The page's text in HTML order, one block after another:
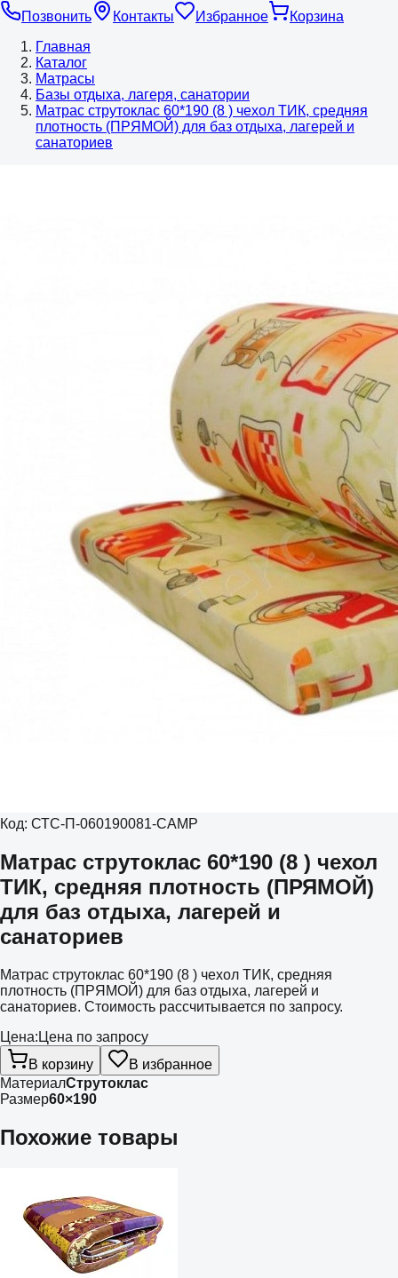
Позвонить
Контакты Избранное
Корзина
Главная
Каталог
Матрасы
Базы отдыха, лагеря, санатории
Матрас струтоклас 60*190 (8 ) чехол ТИК, средняя
плотность (ПРЯМОЙ) для баз отдыха, лагерей и
санаториев
Код: СТС-П-060190081-CAMP
Матрас струтоклас 60*190 (8 ) чехол
ТИК, средняя плотность (ПРЯМОЙ)
для баз отдыха, лагерей и
санаториев
Матрас струтоклас 60*190 (8 ) чехол ТИК, средняя
плотность (ПРЯМОЙ) для баз отдыха, лагерей и
санаториев. Стоимость рассчитывается по запросу.
Цена: Цена по запросу
В корзину
В избранное
МатериалСтрутоклас
Размер60×190
Похожие товары